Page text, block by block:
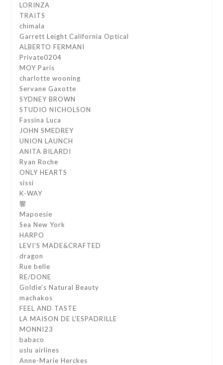
LORINZA
TRAITS
chimala
Garrett Leight California Optical
ALBERTO FERMANI
Private0204
MOY Paris
charlotte wooning
Servane Gaxotte
SYDNEY BROWN
STUDIO NICHOLSON
Fassina Luca
JOHN SMEDREY
UNION LAUNCH
ANITA BILARDI
Ryan Roche
ONLY HEARTS
sissi
K-WAY
響
Mapoesie
Sea New York
HARPO
LEVI’S MADE&CRAFTED
dragon
Rue belle
RE/DONE
Goldie's Natural Beauty
machakos
FEEL AND TASTE
LA MAISON DE L'ESPADRILLE
MONNI23
babaco
uslu airlines
Anne-Marie Herckes